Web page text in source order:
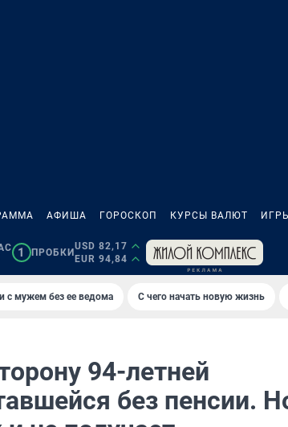
АФИША ГОРОСКОП КУРСЫ ВАЛЮТ
1 ПРОБКИ
USD 82,17
EUR 94,84
с мужем без ее ведома С чего начать новую жизнь
94-летней
без пенсии.